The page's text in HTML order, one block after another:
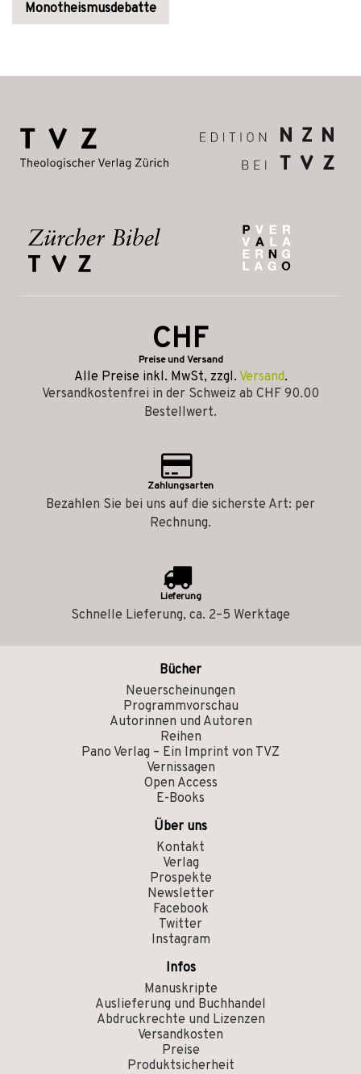
Monotheismusdebatte
CHF
Preise und Versand
Alle Preise inkl. MwSt, zzgl. Versand.
Versandkostenfrei in der Schweiz ab CHF 90.00
Bestellwert.
Zahlungsarten
Bezahlen Sie bei uns auf die sicherste Art: per
Rechnung.
Lieferung
Schnelle Lieferung, ca. 2–5 Werktage
Bücher
Neuerscheinungen
Programmvorschau
Autorinnen und Autoren
Reihen
Pano Verlag – Ein Imprint von TVZ
Vernissagen
Open Access
E-Books
Über uns
Kontakt
Verlag
Prospekte
Newsletter
Facebook
Twitter
Instagram
Infos
Manuskripte
Auslieferung und Buchhandel
Abdruckrechte und Lizenzen
Versandkosten
Preise
Produktsicherheit